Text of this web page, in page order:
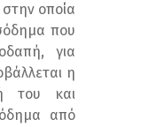
οποία
που
για
η
του και
από